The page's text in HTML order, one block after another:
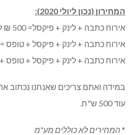
המחירון (נכון ליולי 2020):
אירוח כתבה + לינק + פיקסל= 500 ₪ לשנה
אירוח כתבה + לינק + פיקסל + טופס = 750 לשנה
אירוח כתבה + לינק + פיקסל + טופס + באנר
במידה ואתם צריכים שאנחנו נכתוב
עוד 500 ש"ח.
*המחירים לא כוללים מע"מ